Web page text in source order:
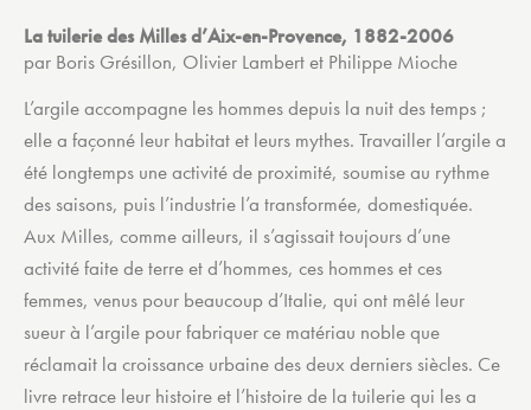
La tuilerie des Milles d’Aix-en-Provence, 1882-2006
par Boris Grésillon, Olivier Lambert et Philippe Mioche
L’argile accompagne les hommes depuis la nuit des temps ;
elle a façonné leur habitat et leurs mythes. Travailler l’argile a
été longtemps une activité de proximité, soumise au rythme
des saisons, puis l’industrie l’a transformée, domestiquée.
Aux Milles, comme ailleurs, il s’agissait toujours d’une
activité faite de terre et d’hommes, ces hommes et ces
femmes, venus pour beaucoup d’Italie, qui ont mêlé leur
sueur à l’argile pour fabriquer ce matériau noble que
réclamait la croissance urbaine des deux derniers siècles. Ce
livre retrace leur histoire et l’histoire de la tuilerie qui les a